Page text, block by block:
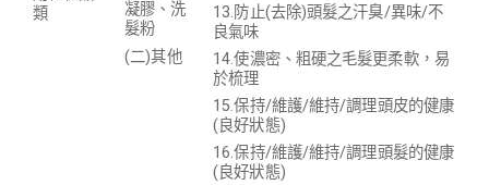
類
凝膠、洗
髮粉
(二)其他
13.防止(去除)頭髮之汗臭/異味/不
良氣味
14.使濃密、粗硬之毛髮更柔軟，易
於梳理
15.保持/維護/維持/調理頭皮的健康
(良好狀態)
16.保持/維護/維持/調理頭髮的健康
(良好狀態)